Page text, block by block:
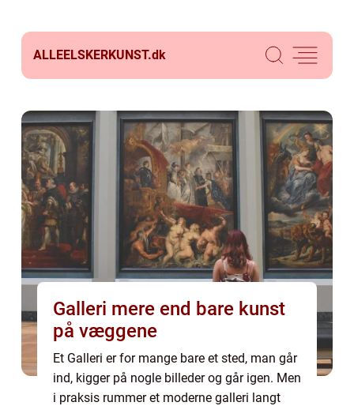
ALLEELSKERKUNST.dk
Galleri mere end bare kunst
på væggene
Et Galleri er for mange bare et sted, man går
ind, kigger på nogle billeder og går igen. Men
i praksis rummer et moderne galleri langt